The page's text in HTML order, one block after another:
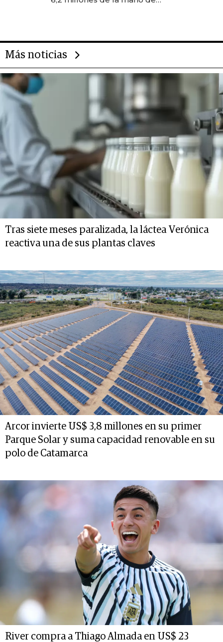
Más noticias
Tras siete meses paralizada, la láctea Verónica
reactiva una de sus plantas claves
Arcor invierte US$ 3,8 millones en su primer
Parque Solar y suma capacidad renovable en su
polo de Catamarca
River compra a Thiago Almada en US$ 23